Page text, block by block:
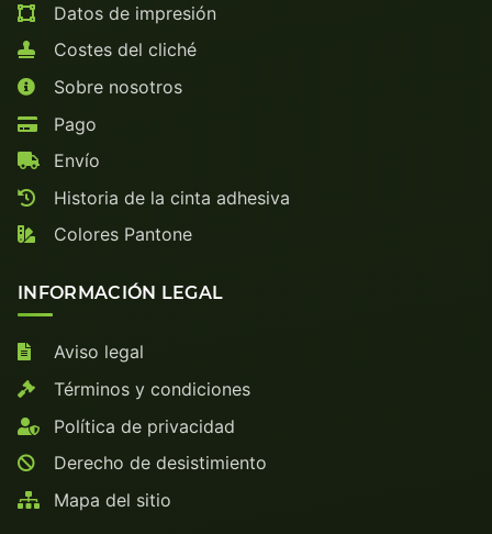
Datos de impresión
Costes del cliché
Sobre nosotros
Pago
Envío
Historia de la cinta adhesiva
Colores Pantone
INFORMACIÓN LEGAL
Aviso legal
Términos y condiciones
Política de privacidad
Derecho de desistimiento
Mapa del sitio